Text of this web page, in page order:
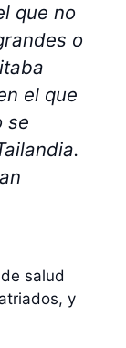
que no
o
el que
se
salud
y